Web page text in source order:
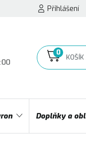
Přihlášení
Doplňky a